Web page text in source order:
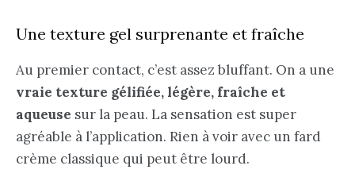
Une texture gel surprenante et fraîche
Au premier contact, c’est assez bluffant. On a une
vraie texture gélifiée, légère, fraîche et
aqueuse sur la peau. La sensation est super
agréable à l’application. Rien à voir avec un fard
crème classique qui peut être lourd.